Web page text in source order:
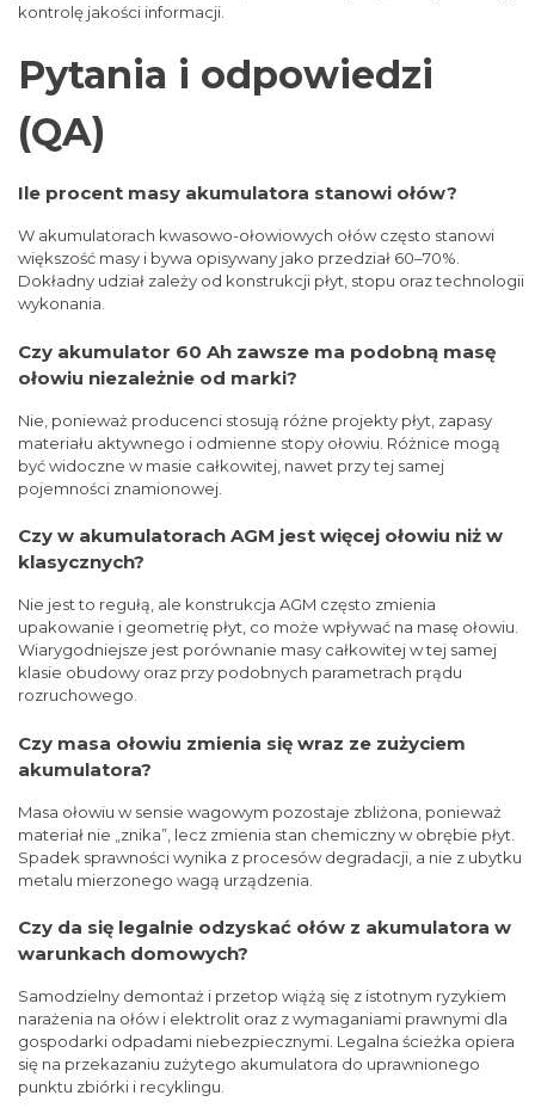
kontrolę jakości informacji.
Pytania i odpowiedzi
(QA)
Ile procent masy akumulatora stanowi ołów?
W akumulatorach kwasowo-ołowiowych ołów często stanowi
większość masy i bywa opisywany jako przedział 60–70%.
Dokładny udział zależy od konstrukcji płyt, stopu oraz technologii
wykonania.
Czy akumulator 60 Ah zawsze ma podobną masę
ołowiu niezależnie od marki?
Nie, ponieważ producenci stosują różne projekty płyt, zapasy
materiału aktywnego i odmienne stopy ołowiu. Różnice mogą
być widoczne w masie całkowitej, nawet przy tej samej
pojemności znamionowej.
Czy w akumulatorach AGM jest więcej ołowiu niż w
klasycznych?
Nie jest to regułą, ale konstrukcja AGM często zmienia
upakowanie i geometrię płyt, co może wpływać na masę ołowiu.
Wiarygodniejsze jest porównanie masy całkowitej w tej samej
klasie obudowy oraz przy podobnych parametrach prądu
rozruchowego.
Czy masa ołowiu zmienia się wraz ze zużyciem
akumulatora?
Masa ołowiu w sensie wagowym pozostaje zbliżona, ponieważ
materiał nie „znika”, lecz zmienia stan chemiczny w obrębie płyt.
Spadek sprawności wynika z procesów degradacji, a nie z ubytku
metalu mierzonego wagą urządzenia.
Czy da się legalnie odzyskać ołów z akumulatora w
warunkach domowych?
Samodzielny demontaż i przetop wiążą się z istotnym ryzykiem
narażenia na ołów i elektrolit oraz z wymaganiami prawnymi dla
gospodarki odpadami niebezpiecznymi. Legalna ścieżka opiera
się na przekazaniu zużytego akumulatora do uprawnionego
punktu zbiórki i recyklingu.